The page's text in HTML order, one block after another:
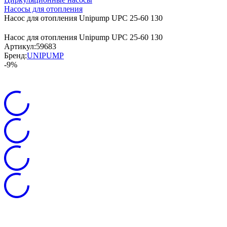
Насосы для отопления
Насос для отопления Unipump UPC 25-60 130
Насос для отопления Unipump UPC 25-60 130
Артикул:59683
Бренд:UNIPUMP
-9%